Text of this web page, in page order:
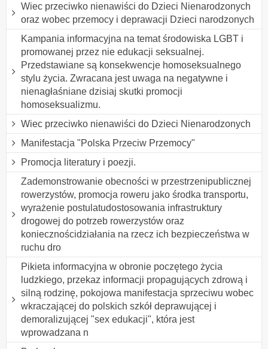
Wiec przeciwko nienawiści do Dzieci Nienarodzonych
oraz wobec przemocy i deprawacji Dzieci narodzonych
Kampania informacyjna na temat środowiska LGBT i
promowanej przez nie edukacji seksualnej.
Przedstawiane są konsekwencje homoseksualnego
stylu życia. Zwracana jest uwaga na negatywne i
nienagłaśniane dzisiaj skutki promocji
homoseksualizmu.
Wiec przeciwko nienawiści do Dzieci Nienarodzonych
Manifestacja "Polska Przeciw Przemocy"
Promocja literatury i poezji.
Zademonstrowanie obecności w przestrzenipublicznej
rowerzystów, promocja roweru jako środka transportu,
wyrażenie postulatudostosowania infrastruktury
drogowej do potrzeb rowerzystów oraz
koniecznościdziałania na rzecz ich bezpieczeństwa w
ruchu dro
Pikieta informacyjna w obronie poczętego życia
ludzkiego, przekaz informacji propagujących zdrową i
silną rodzinę, pokojowa manifestacja sprzeciwu wobec
wkraczającej do polskich szkół deprawującej i
demoralizującej "sex edukacji", która jest
wprowadzana n